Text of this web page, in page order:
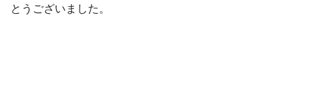
とうございました。